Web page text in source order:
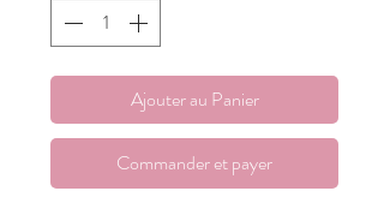
Ajouter au Panier
Commander et payer